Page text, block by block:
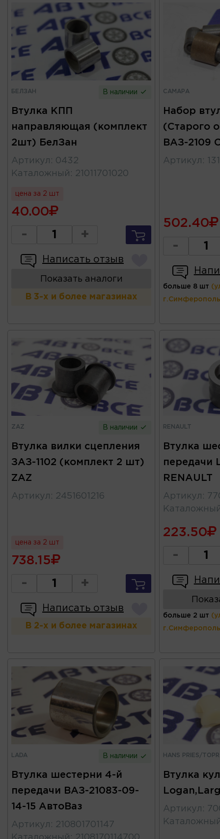
БЕЛЗАН В наличии
Втулка КПП
направляющая (комплект
2шт) БелЗан
Артикул : 0432
Каталожный : 21011701020
цена за 2 шт
40.00
- +
Написать отзыв
Показать аналоги
В 3-х и более магазинах
САМАРА
Набор
(Старого
ВАЗ-2109
Артикул :
502.40
-
больше 8 шт
ZAZ В наличии
Втулка вилки сцепления
ЗАЗ-1102 (комплект 2 шт)
ZAZ
Артикул : 2451601216
цена за 2 шт
738.15
- +
Написать отзыв
В 2-х и более магазинах
RENAULT
Втулка
передачи
RENAULT
Артикул :
223.50
-
больше 2 шт
LADA В наличии
Втулка шестерни 4-й
передачи ВАЗ-21083-09-
14-15 АвтоВаз
Артикул : 210801701147
HANS PRIES/
Втулка
Артикул :